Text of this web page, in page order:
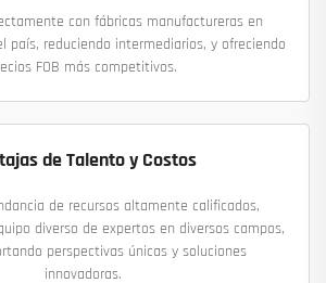
con fábricas manufactureras en
país, reduciendo intermediarios, y ofreciendo
FOB más competitivos.
de Talento y Costos
de recursos altamente calificados,
diverso de expertos en diversos campos,
perspectivas únicas y soluciones
innovadoras.